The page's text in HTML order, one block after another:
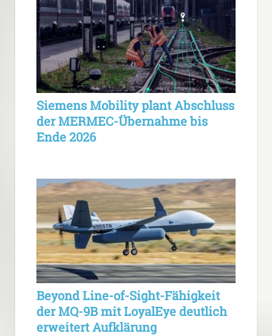
Siemens Mobility plant Abschluss
der MERMEC-Übernahme bis
Ende 2026
Beyond Line-of-Sight-Fähigkeit
der MQ-9B mit LoyalEye deutlich
erweitert Aufklärung